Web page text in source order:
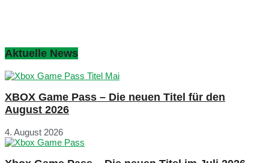
Aktuelle News
XBOX Game Pass – Die neuen Titel für den
August 2026
4. August 2026